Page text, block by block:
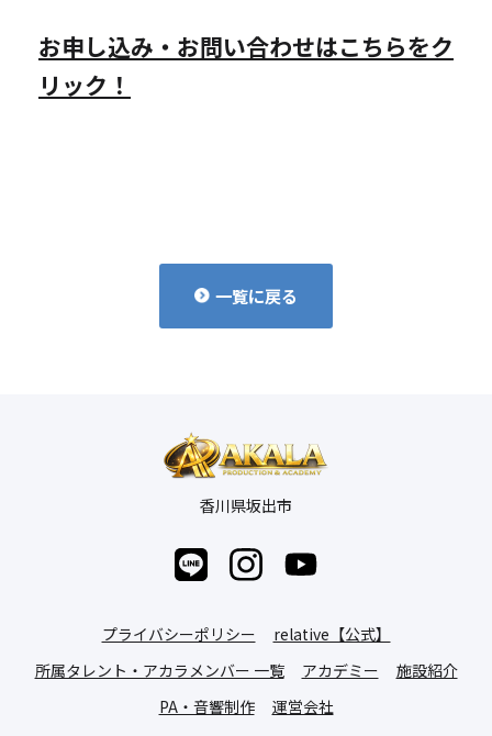
お申し込み・お問い合わせはこちらをク
リック！
一覧に戻る
香川県坂出市
プライバシーポリシー
relative【公式】
所属タレント・アカラメンバー 一覧
アカデミー
施設紹介
PA・音響制作
運営会社